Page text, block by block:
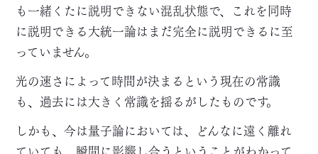
も一緒くたに説明できない混乱状態で、これを同時
に説明できる大統一論はまだ完全に説明できるに至
っていません。
光の速さによって時間が決まるという現在の常識
も、過去には大きく常識を揺るがしたものです。
しかも、今は量子論においては、どんなに遠く離れ